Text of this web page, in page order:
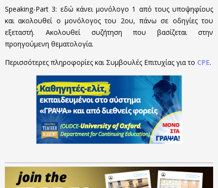
Speaking-Part 3: εδώ κάνει μονόλογο 1 από τους υποψηφίους
και ακολουθεί ο μονόλογος του 2ου, πάνω σε οδηγίες του
εξεταστή. Ακολουθεί συζήτηση που βασίζεται στην
προηγούμενη θεματολογία.
Περισσότερες πληροφορίες και Συμβουλές Επιτυχίας για το CPE.